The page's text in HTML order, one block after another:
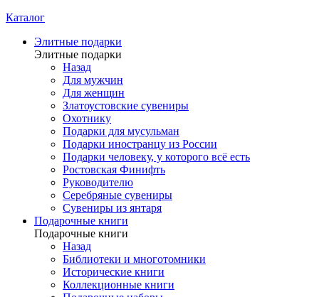
Каталог
Элитные подарки
Элитные подарки
Назад
Для мужчин
Для женщин
Златоустовские сувениры
Охотнику
Подарки для мусульман
Подарки иностранцу из России
Подарки человеку, у которого всё есть
Ростовская Финифть
Руководителю
Серебряные сувениры
Сувениры из янтаря
Подарочные книги
Подарочные книги
Назад
Библиотеки и многотомники
Исторические книги
Коллекционные книги